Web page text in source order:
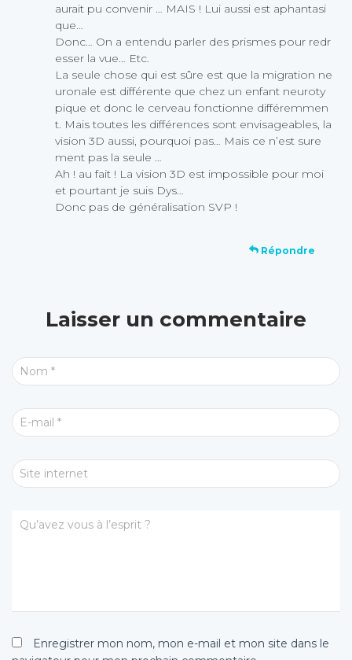
aurait pu convenir … MAIS ! Lui aussi est aphantasi
que…
Donc… On a entendu parler des prismes pour redr
esser la vue… Etc.
La seule chose qui est sûre est que la migration ne
uronale est différente que chez un enfant neuroty
pique et donc le cerveau fonctionne différemmen
t. Mais toutes les différences sont envisageables, la
vision 3D aussi, pourquoi pas… Mais ce n’est sure
ment pas la seule …
Ah ! au fait ! La vision 3D est impossible pour moi
et pourtant je suis Dys…
Donc pas de généralisation SVP !
Répondre
Laisser un commentaire
Nom *
E-mail *
Site internet
Qu’avez vous à l’esprit ?
Enregistrer mon nom, mon e-mail et mon site dans le